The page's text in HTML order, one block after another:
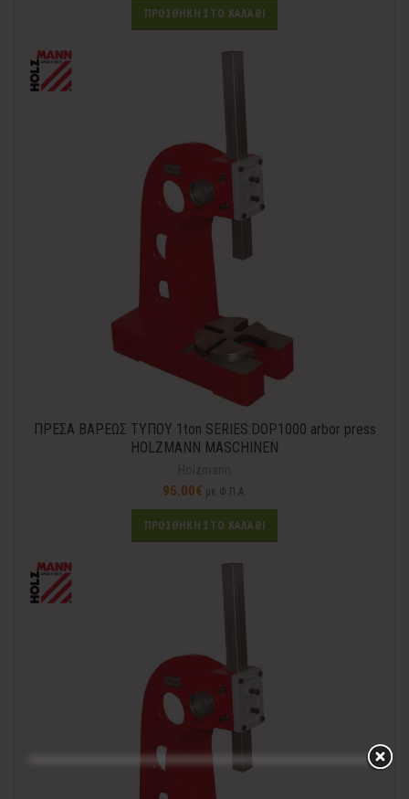
ΠΡΟΣΘΉΚΗ ΣΤΟ ΚΑΛΆΘΙ
ΠΡΕΣΑ ΒΑΡΕΩΣ ΤΥΠΟΥ 1ton SERIES:DOP1000 arbor press
HOLZMANN MASCHINEN
95.00€ με Φ.Π.Α.
ΠΡΟΣΘΉΚΗ ΣΤΟ ΚΑΛΆΘΙ